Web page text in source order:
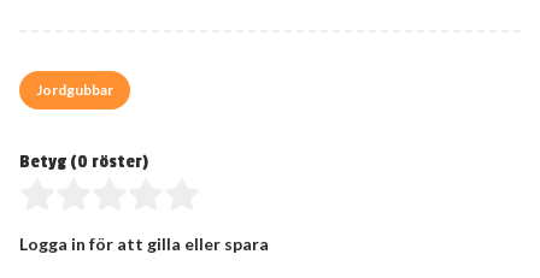
Jordgubbar
Betyg (0 röster)
Logga in för att gilla eller spara